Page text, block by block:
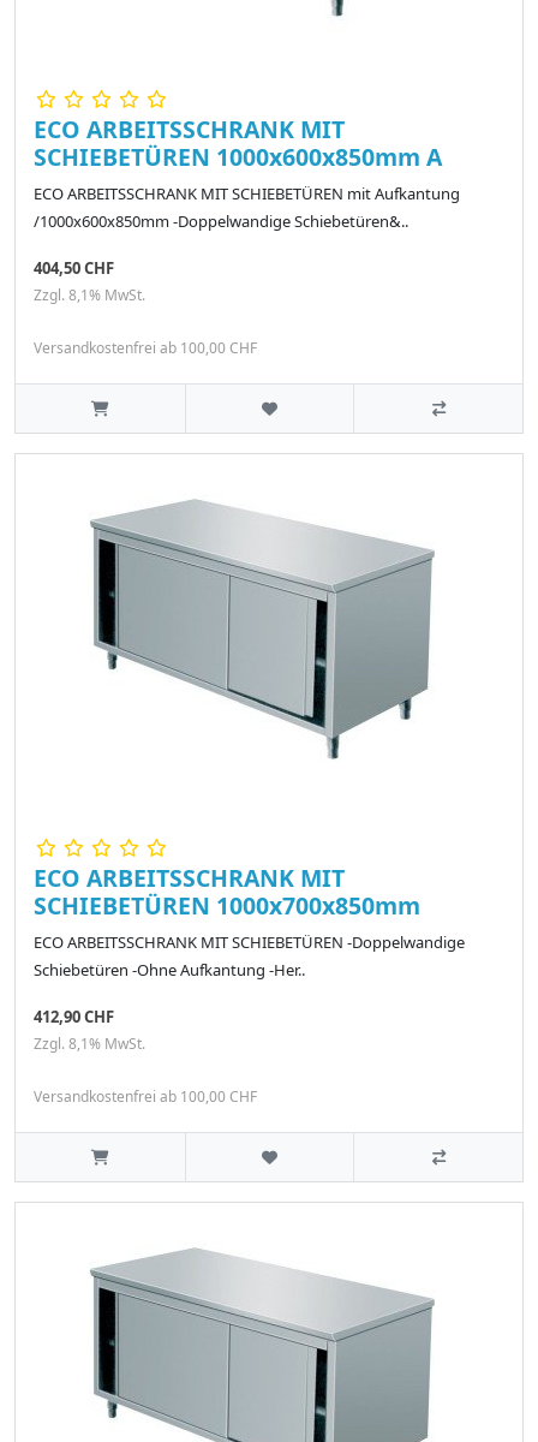
ECO ARBEITSSCHRANK MIT
SCHIEBETÜREN 1000x600x850mm A
ECO ARBEITSSCHRANK MIT SCHIEBETÜREN mit Aufkantung
/1000x600x850mm -Doppelwandige Schiebetüren&..
404,50 CHF
Zzgl. 8,1% MwSt.
Versandkostenfrei ab 100,00 CHF
ECO ARBEITSSCHRANK MIT
SCHIEBETÜREN 1000x700x850mm
ECO ARBEITSSCHRANK MIT SCHIEBETÜREN -Doppelwandige
Schiebetüren -Ohne Aufkantung -Her..
412,90 CHF
Zzgl. 8,1% MwSt.
Versandkostenfrei ab 100,00 CHF